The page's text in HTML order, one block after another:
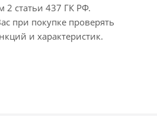
2 статьи 437 ГК РФ.
при покупке проверять
и характеристик.